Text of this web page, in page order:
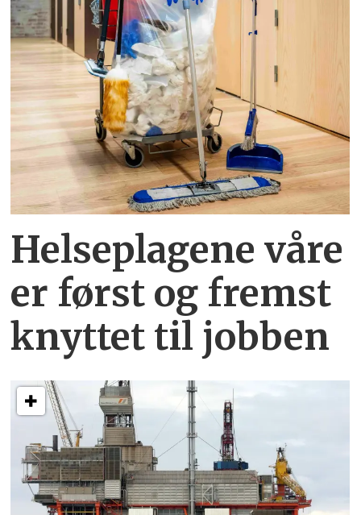
Helseplagene våre
er først og fremst
knyttet til jobben